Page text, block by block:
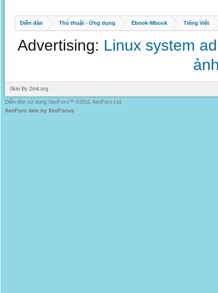
Diễn đàn Thủ thuật - Ứng dụng Ebook-Mbook Tiếng Việt
Advertising: Linux system
Skin By 2mit.org
Diễn đàn sử dụng XenForo™ ©2011 XenForo Ltd.
XenForo skin by XenFocus